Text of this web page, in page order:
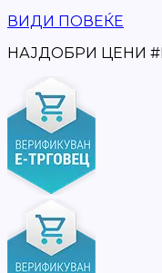
ВИДИ ПОВЕЌЕ
НАЈДОБРИ ЦЕНИ #